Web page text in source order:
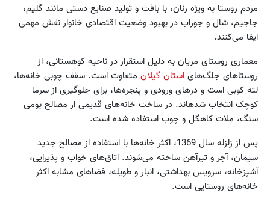
مردم روستا به ویژه زنان، با بافت و تولید صنایع دستی مانند گلیم،
جاجیم، شال و جوراب در بهبود وضعیت اقتصادی خانوار نقش مهمی
ایفا می‌‏کنند.
معماری روستای مریان به دلیل استقرار در ناحیه کوهستانی، از
روستاهای جلگ‌ه‏ای استان گیلان متفاوت است. سقف چوبی خانه‏‌ها،
لته کوبی است و درهای ورودی و پنجره‌‏ها، برای جلوگیری از سرما
کوچک انتخاب شده‏اند. در ساخت خانه‏‌های قدیمی از مصالح بومی
سنگ، ملات کاهگل و چوب استفاده شده است.
پس از زلزله سال 1369، اکثر خانه‏‌ها با استفاده از مصالح جدید
سیمان، آجر و تیرآهن ساخته می‏‌شوند. اتاق‏‌های خواب و پذیرایی،
آشپزخانه، سرویس بهداشتی، انبار و طویله، فضاهای مشابه اکثر
خانه‏‌های روستایی است.